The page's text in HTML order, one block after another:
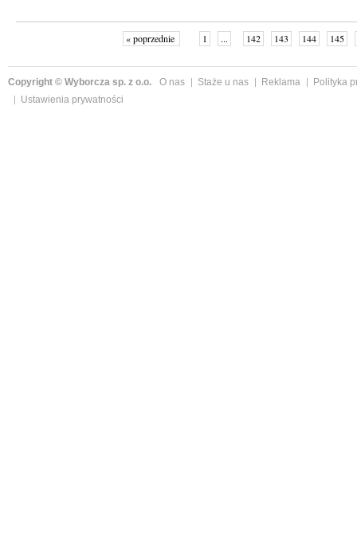
« poprzednie 1 ... 142 143 144 145
Copyright © Wyborcza sp. z o.o. O nas Staże u nas Reklama
Polityka
Ustawienia prywatności